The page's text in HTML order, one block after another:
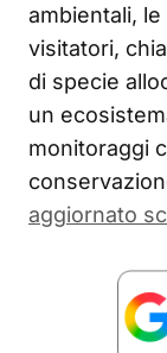
ambientali,
visitatori,
di specie
un
monitoraggi
aggiornato